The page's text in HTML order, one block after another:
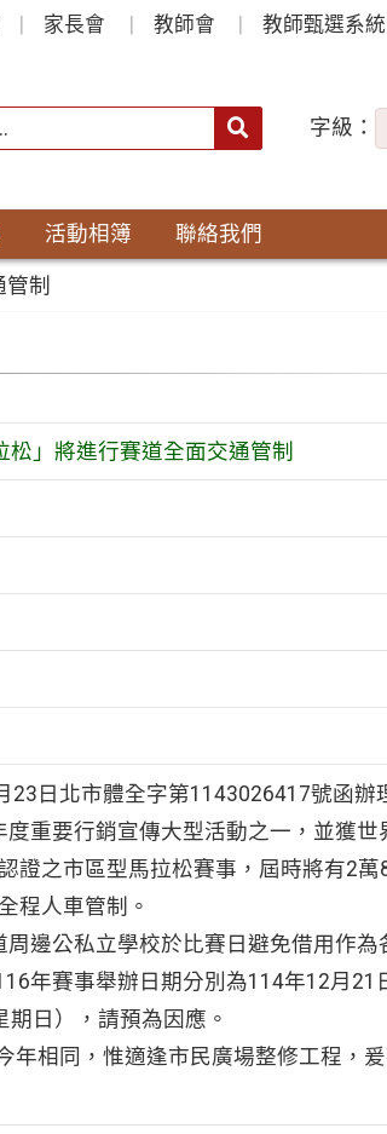
家長會 教師會 教師甄選系統
字級：
活動相簿 聯絡我們
制
」將進行賽道全面交通管制
日北市體全字第1143026417號函辦
重要行銷宣傳大型活動之一，並獲世
證之市區型馬拉松賽事，屆時將有2
程人車管制。
邊公私立學校於比賽日避免借用作
年賽事舉辦日期分別為114年12月21
日），請預為因應。
年相同，惟適逢市民廣場整修工程，